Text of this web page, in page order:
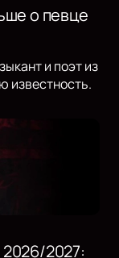
о певце
и поэт из
известность.
2027: